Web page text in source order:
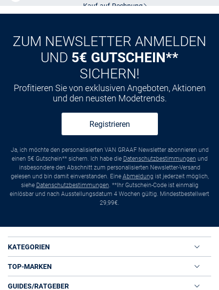
Kauf auf Rechnung
ZUM NEWSLETTER ANMELDEN
UND 5€ GUTSCHEIN**
SICHERN!
Profitieren Sie von exklusiven Angeboten, Aktionen
und den neusten Modetrends.
Registrieren
Ja, ich möchte den personalisierten VAN GRAAF Newsletter abonnieren und
einen 5€ Gutschein** sichern. Ich habe die Datenschutzbestimmungen und
insbesondere den Abschnitt zum personalisierten Newsletter-Versand
gelesen und bin damit einverstanden. Eine Abmeldung ist jederzeit möglich,
siehe Datenschutzbestimmungen. **Ihr Gutschein-Code ist einmalig
einlösbar und nach Ausstellungsdatum 4 Wochen gültig. Mindestbestellwert
29,99€.
KATEGORIEN
TOP-MARKEN
GUIDES/RATGEBER